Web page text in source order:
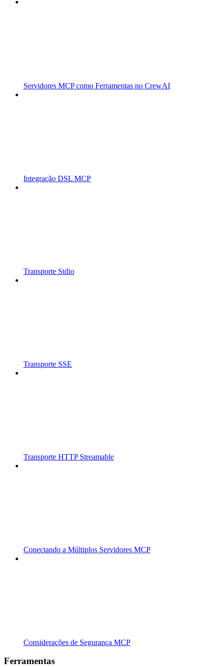
Servidores MCP como Ferramentas no CrewAI
Integração DSL MCP
Transporte Stdio
Transporte SSE
Transporte HTTP Streamable
Conectando a Múltiplos Servidores MCP
Considerações de Segurança MCP
Ferramentas